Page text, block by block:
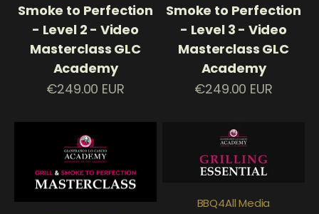
Smoke to Perfection
- Level 2 - Video
Masterclass GLC
Academy
Prezzo scontato
€249.00 EUR
Smoke to Perfection
- Level 3 - Video
Masterclass GLC
Academy
Prezzo scontato
€249.00 EUR
BBQ4All Media